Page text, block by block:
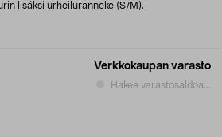
Verkkokaupan varasto
Hakee varastosaldoa...
lisäksi urheiluranneke (S/M).